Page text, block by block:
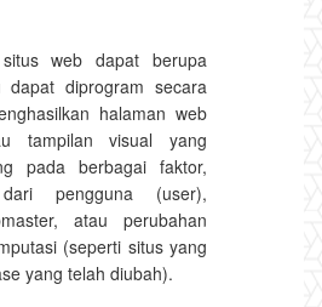
web dapat berupa
dapat diprogram secara
halaman web
tampilan visual yang
pada berbagai faktor,
pengguna (user),
atau perubahan
(seperti situs yang
yang telah diubah).